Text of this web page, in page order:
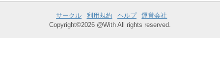
サークル 利用規約 ヘルプ
運営会社
Copyright©2026 @With All rights reserved.